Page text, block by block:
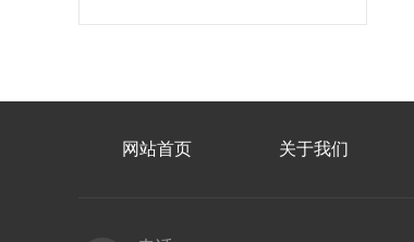
网站首页 关于我们